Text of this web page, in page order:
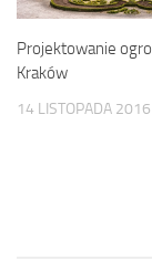
Projektowanie
Kraków
14 LISTOPADA 2016